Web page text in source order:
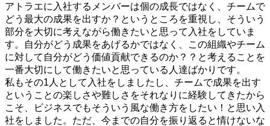
アトラエに入社するメンバーは個の成長ではなく、チームで
どう最大の成果を出すか？というところを重視し、そういう
部分を大切に考えながら働きたいと思って入社をしていま
す。自分がどう成果をあげるかではなく、この組織やチーム
に対して自分がどう価値貢献できるのか？？と考えることを
一番大切にして働きたいと思っている人達ばかりです。
私もその1人として入社をしましたし、チームで成果を出す
ということの楽しさや難しさをそれなりに経験してきたから
こそ、ビジネスでもそういう風な働き方をしたい！と思い入
社をしました。ただ、今までの自分を振り返ると情けないな